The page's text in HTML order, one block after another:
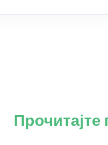
Прочитајте